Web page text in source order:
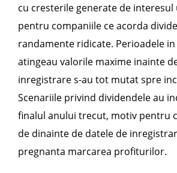
cu cresterile generate de
pentru companiile ce acorda
randamente ridicate. Perioadele
atingeau valorile maxime inainte
inregistrare s-au tot mutat spre
Scenariile privind dividendele au
finalul anului trecut, motiv pentru
de dinainte de datele de
pregnanta marcarea profiturilor.